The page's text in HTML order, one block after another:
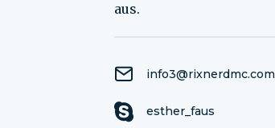
aus.
info3@rixnerdmc.com
esther_faus